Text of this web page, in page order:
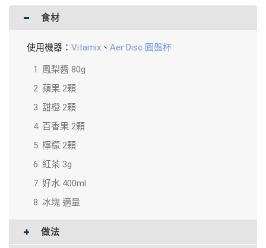
食材
使用機器： Vitamix 、 Aer Disc 圓盤杯
鳳梨醬 80g
蘋果 2顆
甜橙 2顆
百香果 2顆
檸檬 2顆
紅茶 3g
好水 400ml
冰塊 適量
做法